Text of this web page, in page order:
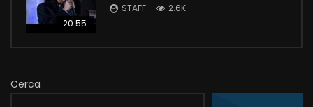
20:55
STAFF 2.6K
Cerca